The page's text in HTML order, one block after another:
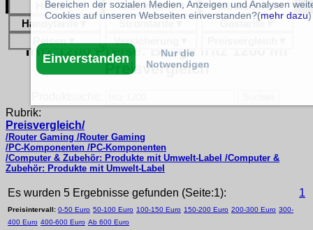
Home▼ Telefontarife▼ Flatratetarife▼
Handytarife
Gastarife
Reisen▼ Versicherung
fritz 1200 Preise: Billige fritz 1200 im
Preisvergleich
Rubrik:
Preisvergleich/
/Router Gaming /Router Gaming
/PC-Komponenten /PC-Komponenten
/Computer & Zubehör: Produkte mit Umwelt-Label /Computer &
Zubehör: Produkte mit Umwelt-Label
Es wurden 5 Ergebnisse gefunden (Seite:1): 1
Preisintervall: 0-50 Euro 50-100 Euro 100-150 Euro 150-200 Euro 200-300 Euro 300-
400 Euro 400-600 Euro Ab 600 Euro
Bereichen der sozialen Medien, Anzeigen und Analysen
Cookies auf unseren Webseiten einverstanden?(mehr dazu)
Einverstanden
Nur die
Notwendigen